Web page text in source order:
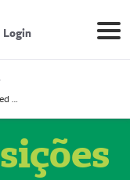
Login
Prestador Oncoped Serviços Médicos (51004335-0)